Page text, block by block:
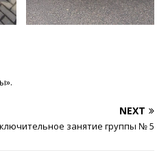
NEXT
занятие группы № 5